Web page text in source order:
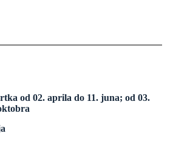
od 02. aprila do 11. juna; od 03.